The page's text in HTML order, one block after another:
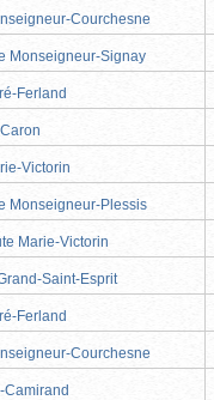
Courchesne
Monseigneur-Signay
Ferland
Victorin
Monseigneur-Plessis
Marie-Victorin
Saint-Esprit
Ferland
Courchesne
Camirand